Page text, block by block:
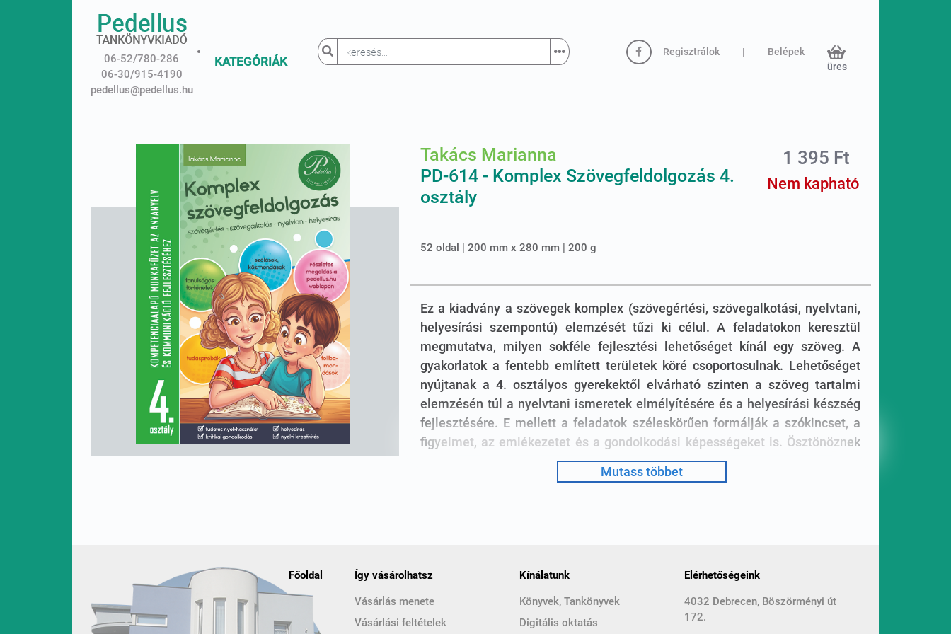
06-52/780-286
06-30/915-4190
pedellus@pedellus.hu
KATEGÓRIÁK
Regisztrálok |
Belépek
üres
Takács Marianna
PD-614 - Komplex Szövegfeldolgozás 4.
osztály
52 oldal | 200 mm x 280 mm | 200 g
1 395 Ft
Nem kapható
Ez a kiadvány a szövegek komplex (szövegértési, szövegalkotási, nyelvtani,
helyesírási szempontú) elemzését tűzi ki célul. A feladatokon keresztül
megmutatva, milyen sokféle fejlesztési lehetőséget kínál egy szöveg. A
gyakorlatok a fentebb említett területek köré csoportosulnak. Lehetőséget
nyújtanak a 4. osztályos gyerekektől elvárható szinten a szöveg tartalmi
elemzésén túl a nyelvtani ismeretek elmélyítésére és a helyesírási készség
fejlesztésére. E mellett a feladatok széleskörűen formálják a szókincset, a
figyelmet, az emlékezetet és a gondolkodási képességeket is. Ösztönöznek
vélemények megfogalmazására, a mindennapi élettel való kapcsolat
során szerzett nyelvtani ismereteket. Rámutatnak számos helyesírási
által). A munkafüzetben helyet kapott két tudáspróba, egy szövegértést, egy
nyelvtani és helyesírási tudnivalókat ellenőrző. Minden feladatsor
Mutass többet
Főoldal Így vásárolhatsz
Vásárlás menete
Vásárlási feltételek
Kínálatunk
Könyvek, Tankönyvek
Digitális oktatás
Elérhetőségeink
4032 Debrecen, Böszörményi út
172.